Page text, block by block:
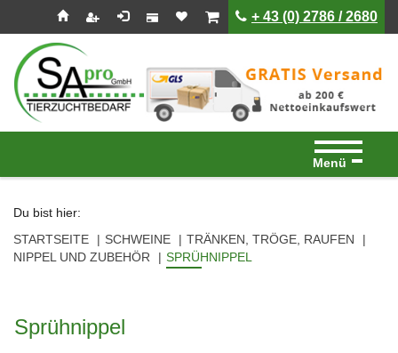
Seitenebreiche:
ist leerist leer+ 43 (0) 2786 / 2680
Menü
Du bist hier:
STARTSEITE
SCHWEINE
TRÄNKEN, TRÖGE, RAUFEN
NIPPEL UND ZUBEHÖR
SPRÜHNIPPEL
Sprühnippel